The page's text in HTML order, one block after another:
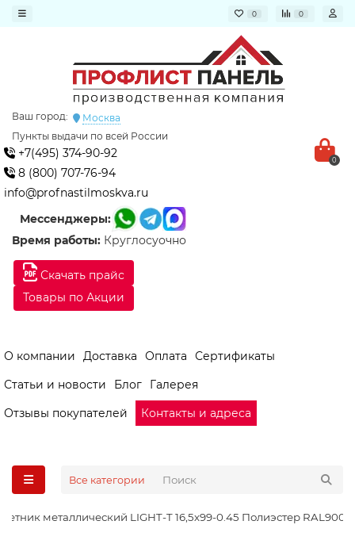
0 0
Скачать прайс
Товары по Акции
Ваш город:
Москва
Пункты выдачи по всей России
+7(495) 374-90-92
8 (800) 707-76-94
info@profnastilmoskva.ru
Мессенджеры:
Время работы: Круглосуочно
0
О компании Доставка Оплата
Сертификаты
Статьи и новости
Блог
Галерея
Отзывы покупателей
Контакты и адреса
Все категории
металлический LIGHT-T 16,5х99-0.45 Полиэстер RAL9006